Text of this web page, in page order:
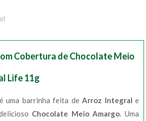
Cobertura de Chocolate Meio
Life 11g
é uma barrinha feita deArroz Integral e
Chocolate Meio Amargo. Uma